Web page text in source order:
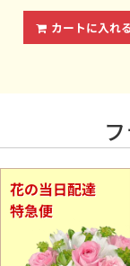
カートに入れ
花の当日配達
特急便